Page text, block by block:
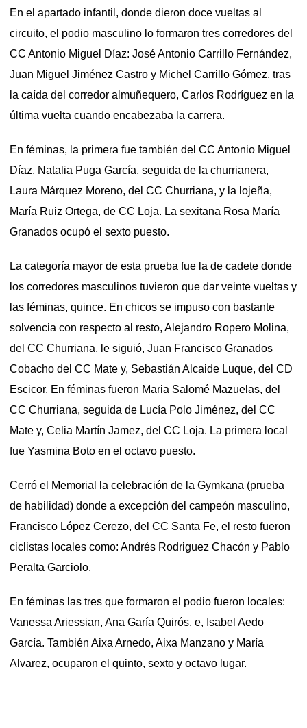
En el apartado infantil, donde dieron doce vueltas al
circuito, el podio masculino lo formaron tres corredores del
CC Antonio Miguel Díaz: José Antonio Carrillo Fernández,
Juan Miguel Jiménez Castro y Michel Carrillo Gómez, tras
la caída del corredor almuñequero, Carlos Rodríguez en la
última vuelta cuando encabezaba la carrera.
En féminas, la primera fue también del CC Antonio Miguel
Díaz, Natalia Puga García, seguida de la churrianera,
Laura Márquez Moreno, del CC Churriana, y la lojeña,
María Ruiz Ortega, de CC Loja. La sexitana Rosa María
Granados ocupó el sexto puesto.
La categoría mayor de esta prueba fue la de cadete donde
los corredores masculinos tuvieron que dar veinte vueltas y
las féminas, quince. En chicos se impuso con bastante
solvencia con respecto al resto, Alejandro Ropero Molina,
del CC Churriana, le siguió, Juan Francisco Granados
Cobacho del CC Mate y, Sebastián Alcaide Luque, del CD
Escicor. En féminas fueron Maria Salomé Mazuelas, del
CC Churriana, seguida de Lucía Polo Jiménez, del CC
Mate y, Celia Martín Jamez, del CC Loja. La primera local
fue Yasmina Boto en el octavo puesto.
Cerró el Memorial la celebración de la Gymkana (prueba
de habilidad) donde a excepción del campeón masculino,
Francisco López Cerezo, del CC Santa Fe, el resto fueron
ciclistas locales como: Andrés Rodriguez Chacón y Pablo
Peralta Garciolo.
En féminas las tres que formaron el podio fueron locales:
Vanessa Ariessian, Ana Garía Quirós, e, Isabel Aedo
García. También Aixa Arnedo, Aixa Manzano y María
Alvarez, ocuparon el quinto, sexto y octavo lugar.